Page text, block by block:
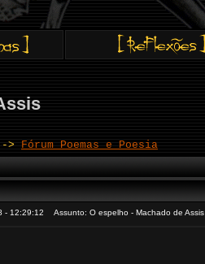
-> Fórum Poemas e Poesia
- 12:29:12 Assunto: O espelho - Machado de Assis